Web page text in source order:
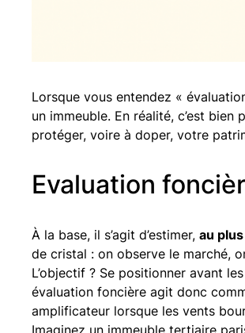
Lorsque vous entendez «
un immeuble. En réalité, c’est
protéger, voire à doper, votre
Evaluation
À la base, il s’agit d’estimer, au
de cristal : on observe le marché,
L’objectif ? Se positionner avant
évaluation foncière agit donc
amplificateur lorsque les vents
Imaginez un immeuble tertiaire